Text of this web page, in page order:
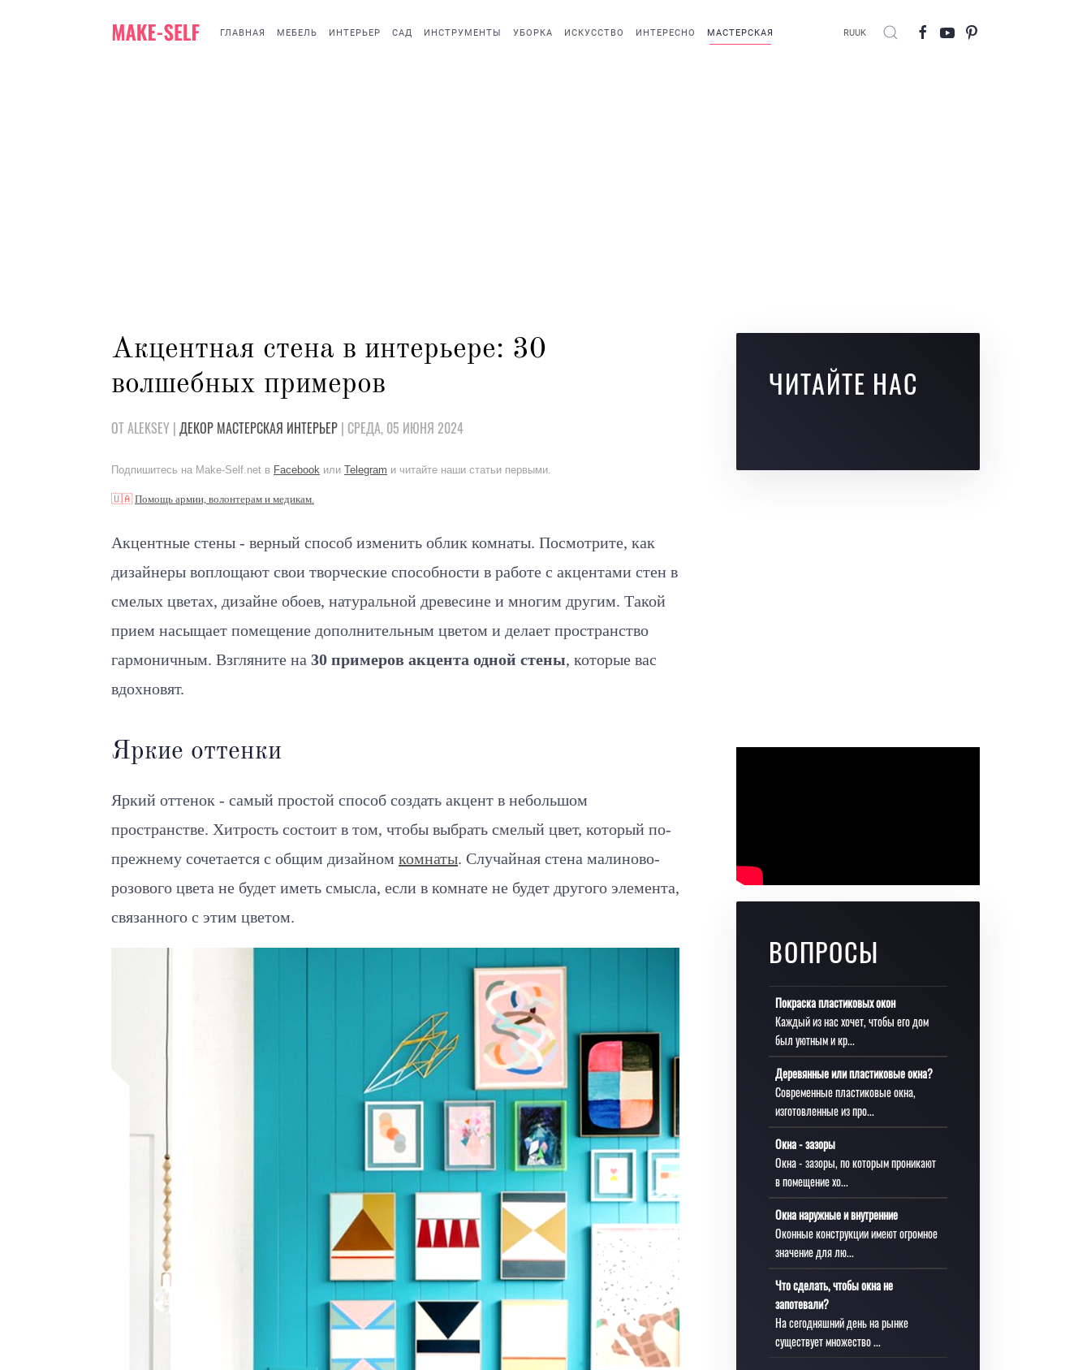
ГЛАВНАЯ МЕБЕЛЬ ИНТЕРЬЕР САД ИНСТРУМЕНТЫ УБОРКА ИСКУССТВО ИНТЕРЕСНО МАСТЕРСКАЯ RUUK
Акцентная стена в интерьере: 30
волшебных примеров
ОТ ALEKSEY | ДЕКОР МАСТЕРСКАЯ ИНТЕРЬЕР | СРЕДА, 05 ИЮНЯ 2024
Подпишитесь на Make-Self.net в Facebook или Telegram и читайте наши статьи первыми.
🇺🇦Помощь армии, волонтерам и медикам.
Акцентные стены - верный способ изменить облик комнаты. Посмотрите, как
дизайнеры воплощают свои творческие способности в работе с акцентами стен в
смелых цветах, дизайне обоев, натуральной древесине и многим другим. Такой
прием насыщает помещение дополнительным цветом и делает пространство
гармоничным. Взгляните на 30 примеров акцента одной стены, которые вас
вдохновят.
Яркие оттенки
Яркий оттенок - самый простой способ создать акцент в небольшом
пространстве. Хитрость состоит в том, чтобы выбрать смелый цвет, который по-
прежнему сочетается с общим дизайном комнаты. Случайная стена малиново-
розового цвета не будет иметь смысла, если в комнате не будет другого элемента,
связанного с этим цветом.
ЧИТАЙТЕ НАС
ВОПРОСЫ
Покраска пластиковых окон
Каждый из нас хочет, чтобы его дом
был уютным и кр...
Деревянные или пластиковые окна?
Современные пластиковые окна,
изготовленные из про...
Окна - зазоры
Окна - зазоры, по которым проникают
в помещение хо...
Окна наружные и внутренние
Оконные конструкции имеют огромное
значение для лю...
Что сделать, чтобы окна не
запотевали?
На сегодняшний день на рынке
существует множество ...